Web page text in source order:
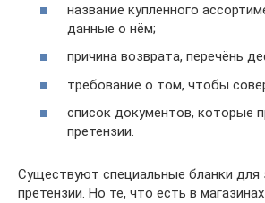
название купленного
данные о нём;
причина возврата, перечёнь
требование о том, чтобы
список документов, которые
претензии.
Существуют специальные бланки для
претензии. Но те, что есть в